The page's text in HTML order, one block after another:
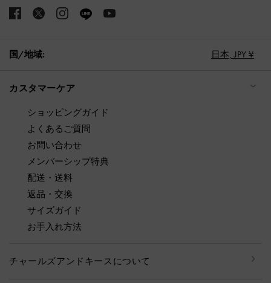
国/地域: 日本, JPY ¥
カスタマーケア
ショッピングガイド
よくあるご質問
お問い合わせ
メンバーシップ特典
配送・送料
返品・交換
サイズガイド
お手入れ方法
チャールズアンドキースについて